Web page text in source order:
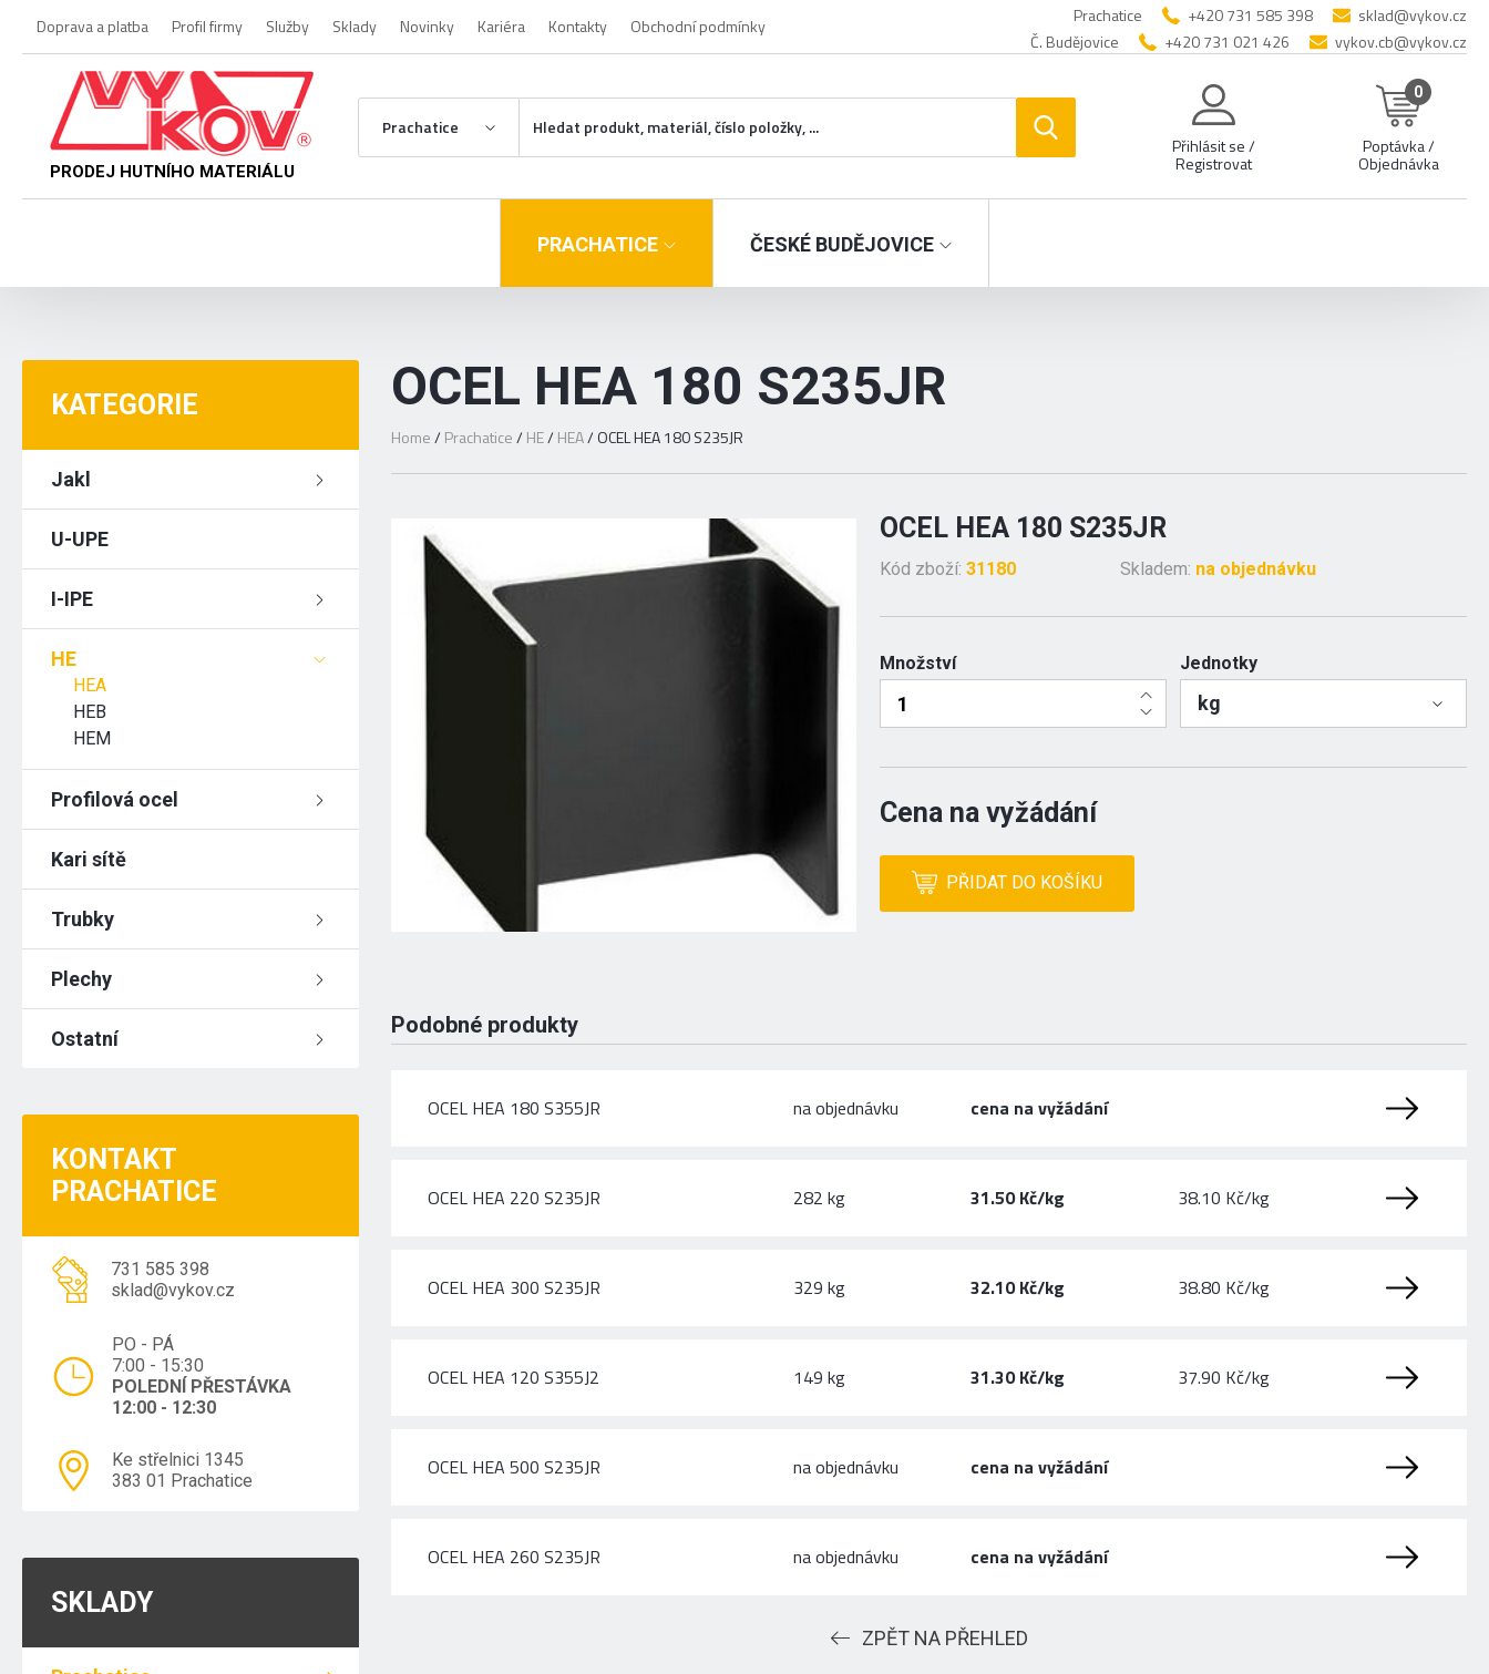
Doprava a platba Profil firmy Služby Sklady Novinky Kariéra Kontakty Obchodní podmínky Prachatice +420 731 585 398
sklad@vykov.cz
Č. Budějovice
+420 731 021 426 vykov.cb@vykov.cz
PRODEJ HUTNÍHO MATERIÁLU
Prachatice
Přihlásit se /
Registrovat
0
Poptávka /
Objednávka
PRACHATICE ČESKÉ BUDĚJOVICE
KATEGORIE
Jakl
U-UPE
I-IPE
HE
HEA
HEB
HEM
Profilová ocel
Kari sítě
Trubky
Plechy
Ostatní
KONTAKT
PRACHATICE
731 585 398
sklad@vykov.cz
PO - PÁ
7:00 - 15:30
POLEDNÍ PŘESTÁVKA
12:00 - 12:30
Ke střelnici 1345
383 01 Prachatice
SKLADY
OCEL HEA 180 S235JR
Home/ Prachatice/ HE/ HEA/ OCEL HEA 180 S235JR
OCEL HEA 180 S235JR
Kód zboží:31180 Skladem: na objednávku
Množství Jednotky
kg
Cena na vyžádání
PŘIDAT DO KOŠÍKU
Podobné produkty
OCEL HEA 180 S355JR na objednávku cena na vyžádání
OCEL HEA 220 S235JR 282 kg 31.50 Kč/kg 38.10 Kč/kg
OCEL HEA 300 S235JR 329 kg 32.10 Kč/kg 38.80 Kč/kg
OCEL HEA 120 S355J2 149 kg 31.30 Kč/kg 37.90 Kč/kg
OCEL HEA 500 S235JR na objednávku cena na vyžádání
OCEL HEA 260 S235JR na objednávku cena na vyžádání
ZPĚT NA PŘEHLED